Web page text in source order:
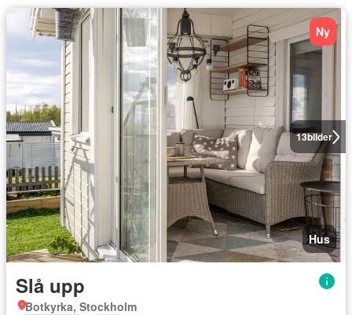
13bilder
Ny
Hus
Slå upp
Botkyrka, Stockholm